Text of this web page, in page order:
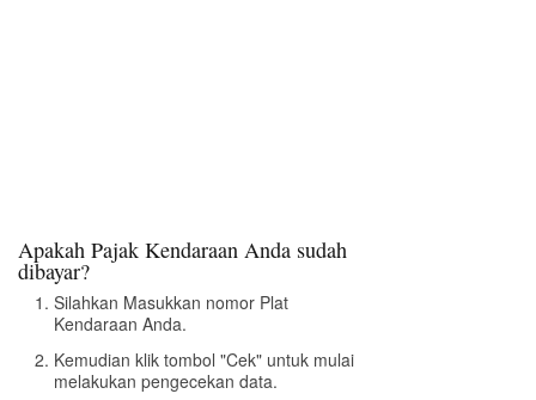
Apakah Pajak Kendaraan Anda sudah
dibayar?
Silahkan Masukkan nomor Plat
Kendaraan Anda.
Kemudian klik tombol "Cek" untuk mulai
melakukan pengecekan data.